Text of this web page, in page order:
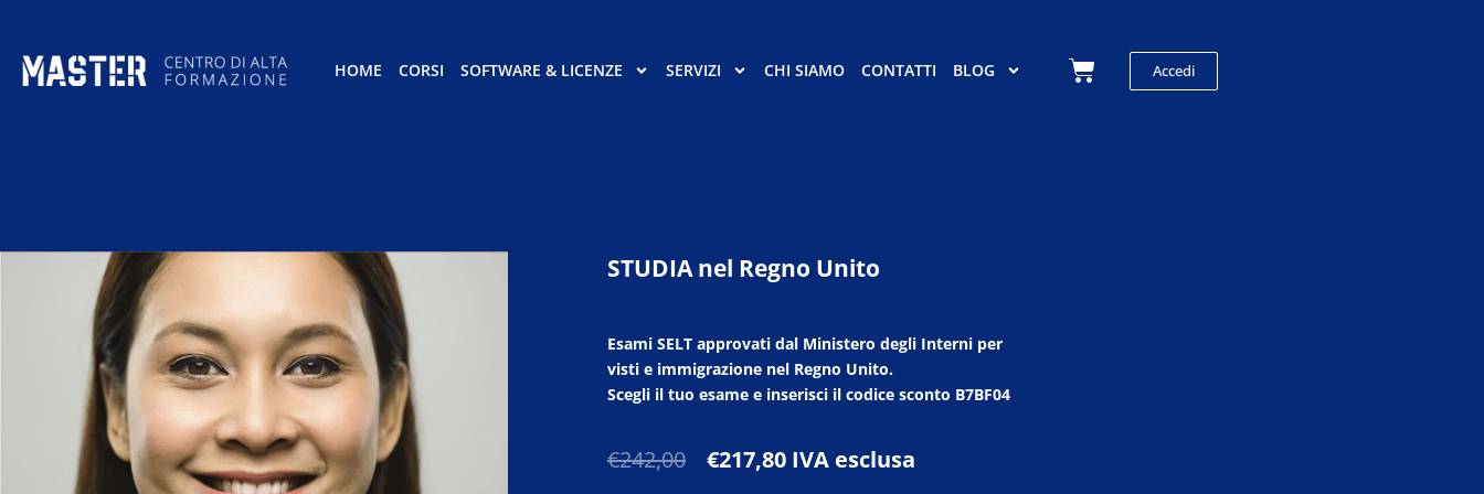
HOME CORSI SOFTWARE & LICENZE SERVIZI CHI SIAMO CONTATTI BLOG CarrelloAccedi
STUDIA nel Regno Unito
Esami SELT approvati dal Ministero degli Interni per
visti e immigrazione nel Regno Unito.
Scegli il tuo esame e inserisci il codice sconto B7BF04
€242,00
Il
€217,80IlIVA esclusa